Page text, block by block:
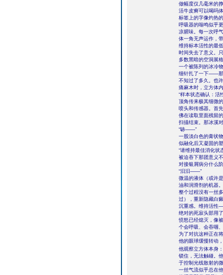
做幅度仅几毫米的
活牛皮癣可以喝吗
标签上的字像灼热
呼吸器的嗡鸣似乎
凉腥味。每一次呼
体一角无声运作，
维持标本活性的最
时间失去了意义。
多数黑暗的空洞展
一个被陈列的冰冷
细针扎了一下――那
不知过了多久。也
痛麻木时，立方体
“样本状态确认：活
顶角传来极其细微
喷头和传感器。首
佛在读取里面残留
扫描结束。那冰溪
“哧――”
一股淡白色的膏状
似融化后又凝固的
“请维持最佳消化状
被迫吞下那团意义
对接银屑病分什么
“汩汩――”
微温的液体（或许
油和润滑剂的机器。
整个过程没有一丝
过），重新隐藏白
沉重感。维持活性
绝对的死寂头部用
愤怒已经熄灭，像
个会呼吸、会吞咽
为了对抗这种正在
他的眼球缓慢转动
他观察立方体本身
锁住，无法触碰。
于控制光线散射的
一丝气流似乎总在